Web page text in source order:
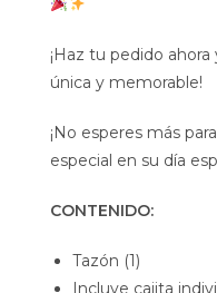
¡Haz tu pedido
única y memorable!
¡No esperes más
especial en su día
CONTENIDO:
Tazón (1)
Incluye cajita